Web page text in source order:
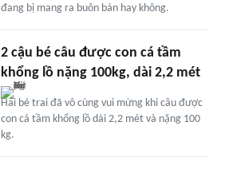
đang bị mang ra buôn bán hay không.
2 cậu bé câu được con cá tầm
khổng lồ nặng 100kg, dài 2,2 mét
Hai bé trai đã vô cùng vui mừng khi câu được
con cá tầm khổng lồ dài 2,2 mét và nặng 100
kg.